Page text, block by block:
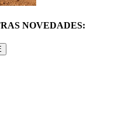
NOVEDADES: